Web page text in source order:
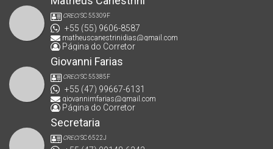
CRECISC 55309F
+55 (55) 9606-8587
matheuscanestrinidias@gmail.com
Página do Corretor
Giovanni Farias
CRECISC 55385F
+55 (47) 99667-6131
giovannimfarias@gmail.com
Página do Corretor
Secretaria
CRECISC 6522J